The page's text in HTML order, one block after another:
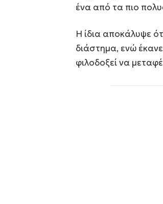
ένα από τα πιο
Η ίδια αποκάλυψε
διάστημα, ενώ
φιλοδοξεί να